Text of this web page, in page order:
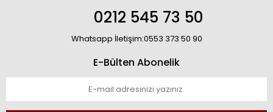
0212 545 73 50
Whatsapp İletişim:0553 373 50 90
E-Bülten Abonelik